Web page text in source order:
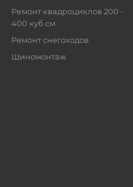
Ремонт квадроциклов 200 -
400 куб.см
Ремонт снегоходов
Шиномонтаж